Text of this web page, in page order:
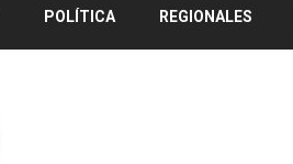
POLÍTICA REGIONALES